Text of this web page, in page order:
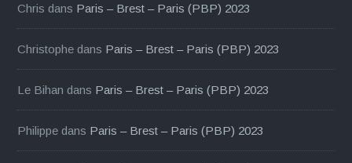
Chris dans Paris – Brest – Paris (PBP) 2023
Christophe dans Paris – Brest – Paris (PBP) 2023
Le Bihan dans Paris – Brest – Paris (PBP) 2023
Philippe dans Paris – Brest – Paris (PBP) 2023